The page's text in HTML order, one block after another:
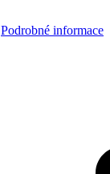
Podrobné informace